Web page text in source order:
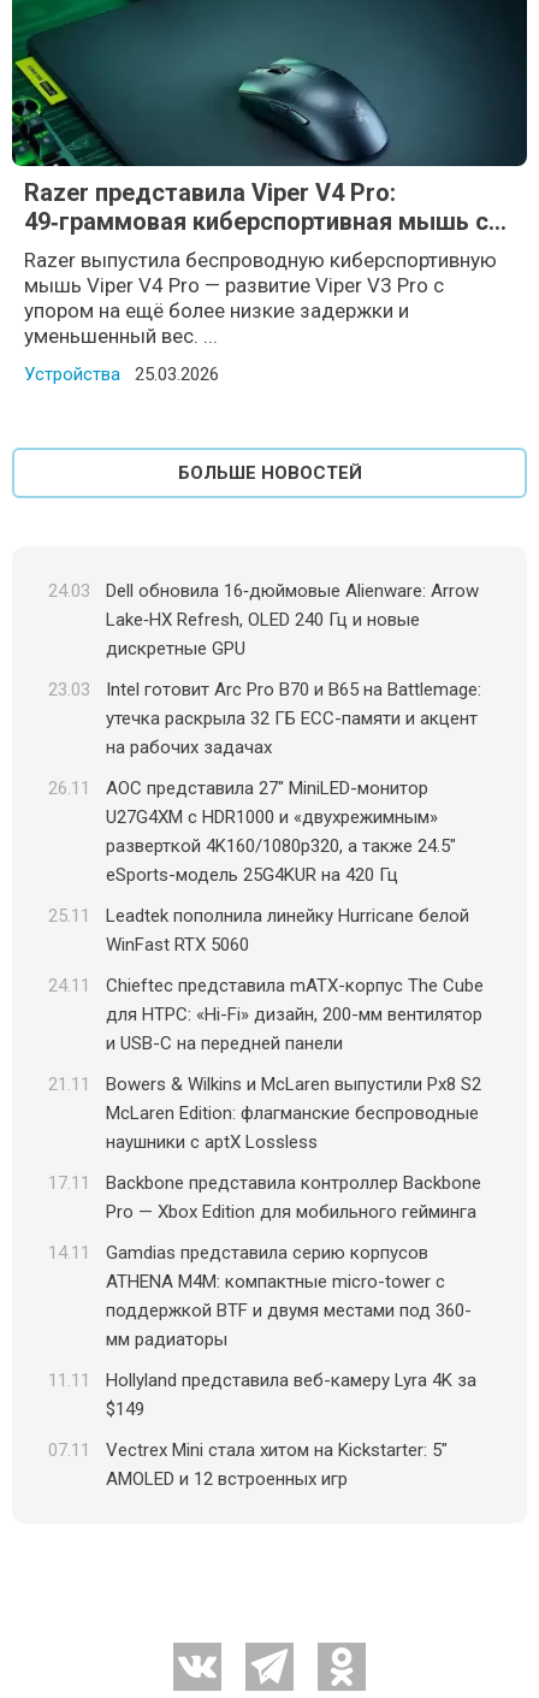
Razer представила Viper V4 Pro:
49‑граммовая киберспортивная мышь с
8000 Гц и сенсором Focus Pro 50K
Razer выпустила беспроводную киберспортивную
мышь Viper V4 Pro — развитие Viper V3 Pro с
упором на ещё более низкие задержки и
уменьшенный вес. ...
Устройства Posted on
25.03.2026
БОЛЬШЕ НОВОСТЕЙ
24.03
Dell обновила 16‑дюймовые Alienware: Arrow
Lake‑HX Refresh, OLED 240 Гц и новые
дискретные GPU
23.03
Intel готовит Arc Pro B70 и B65 на Battlemage:
утечка раскрыла 32 ГБ ECC-памяти и акцент
на рабочих задачах
26.11
AOC представила 27″ MiniLED-монитор
U27G4XM с HDR1000 и «двухрежимным»
разверткой 4K160/1080p320, а также 24.5″
eSports-модель 25G4KUR на 420 Гц
25.11
Leadtek пополнила линейку Hurricane белой
WinFast RTX 5060
24.11
Chieftec представила mATX-корпус The Cube
для HTPC: «Hi-Fi» дизайн, 200-мм вентилятор
и USB-C на передней панели
21.11
Bowers & Wilkins и McLaren выпустили Px8 S2
McLaren Edition: флагманские беспроводные
наушники с aptX Lossless
17.11
Backbone представила контроллер Backbone
Pro — Xbox Edition для мобильного гейминга
14.11
Gamdias представила серию корпусов
ATHENA M4M: компактные micro-tower с
поддержкой BTF и двумя местами под 360-
мм радиаторы
11.11
Hollyland представила веб-камеру Lyra 4K за
$149
07.11
Vectrex Mini стала хитом на Kickstarter: 5″
AMOLED и 12 встроенных игр